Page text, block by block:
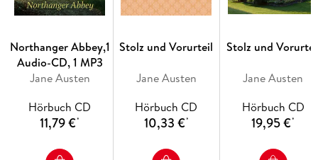
Produktion: Hessischer Rundfunk 2019
Northanger Abbey,1
Audio-CD, 1 MP3
Jane Austen
Hörbuch CD
11,79 €*
Stolz und Vorurteil
Jane Austen
Hörbuch CD
10,33 €*
Stolz und
Jane Austen
Hörbuch CD
19,95 €*